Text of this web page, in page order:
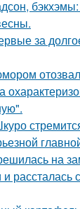
за
на
рассталась